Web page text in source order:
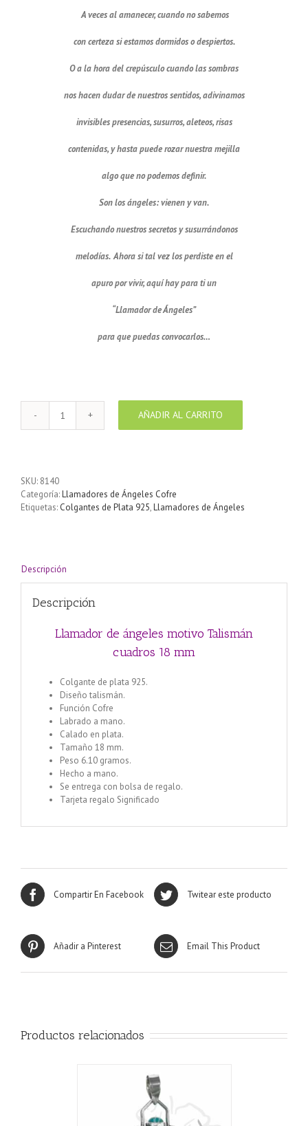
A veces al amanecer, cuando no sabemos
con certeza si estamos dormidos o despiertos.
O a la hora del crepúsculo cuando las sombras
nos hacen dudar de nuestros sentidos, adivinamos
invisibles presencias, susurros, aleteos, risas
contenidas, y hasta puede rozar nuestra mejilla
algo que no podemos definir.
Son los ángeles: vienen y van.
Escuchando nuestros secretos y susurrándonos
melodías. Ahora si tal vez los perdiste en el
apuro por vivir, aquí hay para ti un
“Llamador de Ángeles”
para que puedas convocarlos…
Llamador
de
18
mm
AÑADIR AL CARRITO
SKU: 8140
Categoría:Llamadores de Ángeles Cofre
Etiquetas: Colgantes de Plata 925,Llamadores de Ángeles
Descripción
Descripción
Llamador de ángeles motivo Talismán
cuadros 18 mm
Colgante de plata 925.
Diseño talismán.
Función Cofre
Labrado a mano.
Calado en plata.
Tamaño 18 mm.
Peso 6.10 gramos.
Hecho a mano.
Se entrega con bolsa de regalo.
Tarjeta regalo Significado
Compartir En Facebook Twitear este producto
Añadir a Pinterest Email This Product
Productos relacionados